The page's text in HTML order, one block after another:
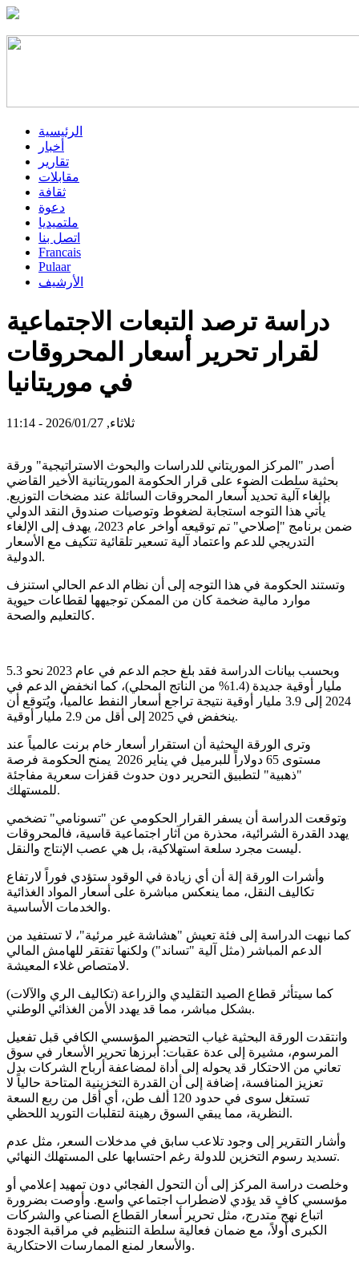
الرئيسية
أخبار
تقارير
مقابلات
ثقافة
دعوة
ملتميديا
اتصل بنا
Francais
Pulaar
الأرشيف
دراسة ترصد التبعات الاجتماعية
لقرار تحرير أسعار المحروقات
في موريتانيا
ثلاثاء, 2026/01/27 - 11:14
أصدر "المركز الموريتاني للدراسات والبحوث الاستراتيجية" ورقة
بحثية سلطت الضوء على قرار الحكومة الموريتانية الأخير القاضي
بإلغاء آلية تحديد أسعار المحروقات السائلة عند مضخات التوزيع.
يأتي هذا التوجه استجابة لضغوط وتوصيات صندوق النقد الدولي
ضمن برنامج "إصلاحي" تم توقيعه أواخر عام 2023، يهدف إلى الإلغاء
التدريجي للدعم واعتماد آلية تسعير تلقائية تتكيف مع الأسعار
الدولية.
وتستند الحكومة في هذا التوجه إلى أن نظام الدعم الحالي استنزف
موارد مالية ضخمة كان من الممكن توجيهها لقطاعات حيوية
كالتعليم والصحة.
وبحسب بيانات الدراسة فقد بلغ حجم الدعم في عام 2023 نحو 5.3
مليار أوقية جديدة (1.4% من الناتج المحلي)، كما انخفض الدعم في
2024 إلى 3.9 مليار أوقية نتيجة تراجع أسعار النفط عالمياً، ويُتوقع أن
ينخفض في 2025 إلى أقل من 2.9 مليار أوقية.
وترى الورقة البحثية أن استقرار أسعار خام برنت عالمياً عند
مستوى 65 دولاراً للبرميل في يناير 2026 يمنح الحكومة فرصة
"ذهبية" لتطبيق التحرير دون حدوث قفزات سعرية مفاجئة
للمستهلك.
وتوقعت الدراسة أن يسفر القرار الحكومي عن "تسونامي" تضخمي
يهدد القدرة الشرائية، محذرة من آثار اجتماعية قاسية، فالمحروقات
ليست مجرد سلعة استهلاكية، بل هي عصب الإنتاج والنقل.
وأشرات الورقة إلة أن أي زيادة في الوقود ستؤدي فوراً لارتفاع
تكاليف النقل، مما ينعكس مباشرة على أسعار المواد الغذائية
والخدمات الأساسية.
كما نبهت الدراسة إلى فئة تعيش "هشاشة غير مرئية"، لا تستفيد من
الدعم المباشر (مثل آلية "تساند") ولكنها تفتقر للهامش المالي
لامتصاص غلاء المعيشة.
كما سيتأثر قطاع الصيد التقليدي والزراعة (تكاليف الري والآلات)
بشكل مباشر، مما قد يهدد الأمن الغذائي الوطني.
وانتقدت الورقة البحثية غياب التحضير المؤسسي الكافي قبل تفعيل
المرسوم، مشيرة إلى عدة عقبات: أبرزها تحرير الأسعار في سوق
تعاني من الاحتكار قد يحوله إلى أداة لمضاعفة أرباح الشركات بدل
تعزيز المنافسة، إضافة إلى أن القدرة التخزينية المتاحة حالياً لا
تستغل سوى في حدود 120 ألف طن، أي أقل من ربع السعة
النظرية، مما يبقي السوق رهينة لتقلبات التوريد اللحظي.
وأشار التقرير إلى وجود تلاعب سابق في مدخلات السعر، مثل عدم
تسديد رسوم التخزين للدولة رغم احتسابها على المستهلك النهائي.
وخلصت دراسة المركز إلى أن التحول الفجائي دون تمهيد إعلامي أو
مؤسسي كافٍ قد يؤدي لاضطراب اجتماعي واسع. وأوصت بضرورة
اتباع نهج متدرج، مثل تحرير أسعار القطاع الصناعي والشركات
الكبرى أولاً، مع ضمان فعالية سلطة التنظيم في مراقبة الجودة
والأسعار لمنع الممارسات الاحتكارية.